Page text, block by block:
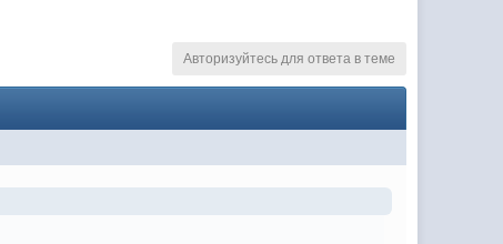
Авторизуйтесь для ответа в теме